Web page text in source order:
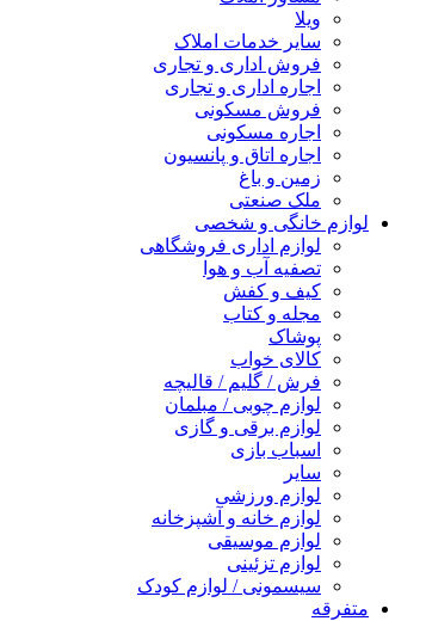
ویلا
سایر خدمات املاک
فروش اداری و تجاری
اجاره اداری و تجاری
فروش مسکونی
اجاره مسکونی
اجاره اتاق و پانسیون
زمین و باغ
ملک صنعتی
لوازم خانگی و شخصی
لوازم اداری فروشگاهی
تصفیه آب و هوا
کیف و کفش
مجله و کتاب
پوشاک
کالای خواب
فرش / گلیم / قالیچه
لوازم چوبی / مبلمان
لوازم برقی و گازی
اسباب بازی
سایر
لوازم ورزشی
لوازم خانه و آشپزخانه
لوازم موسیقی
لوازم تزئینی
سیسمونی / لوازم کودک
متفرقه